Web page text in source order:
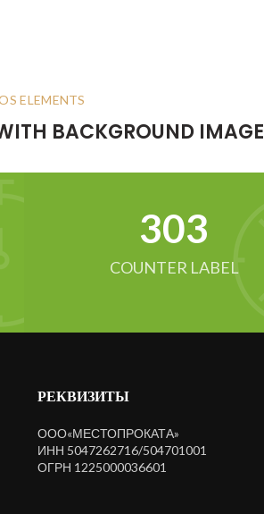
ELEMENTS
BACKGROUND IMAGE
321
COUNTER LABEL
РЕКВИЗИТЫ
ООО«МЕСТОПРОКАТА»
ИНН 5047262716/504701001
ОГРН 1225000036601